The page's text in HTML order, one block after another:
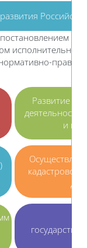
постановлением
Развитие
и